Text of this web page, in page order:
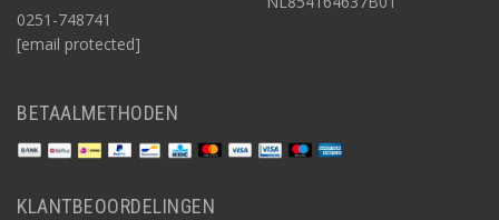
0251-748741
[email protected]
BETAALMETHODEN
KLANTBEOORDELINGEN